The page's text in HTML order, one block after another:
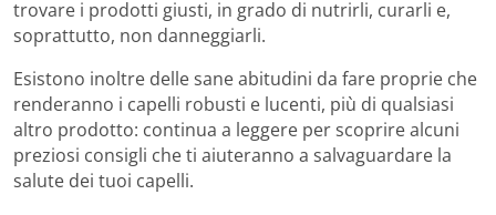
trovare i prodotti giusti, in grado di nutrirli, curarli e,
soprattutto, non danneggiarli.
Esistono inoltre delle sane abitudini da fare proprie che
renderanno i capelli robusti e lucenti, più di qualsiasi
altro prodotto: continua a leggere per scoprire alcuni
preziosi consigli che ti aiuteranno a salvaguardare la
salute dei tuoi capelli.